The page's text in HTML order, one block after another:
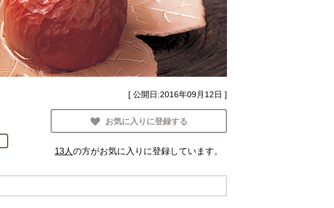
[ 公開日:2016年09月12日 ]
お気に入りに登録する
13人の方がお気に入りに登録しています。